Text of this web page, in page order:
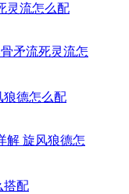
灵流怎么配
狼德怎么配
搭配